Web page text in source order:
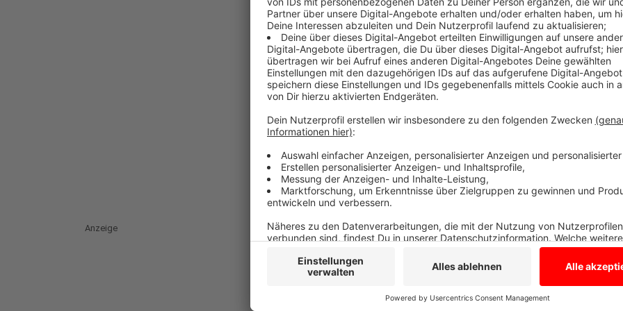
Die Welt in 30 Sekunden - Frühjahrsputz
Anzeige
Anzeige